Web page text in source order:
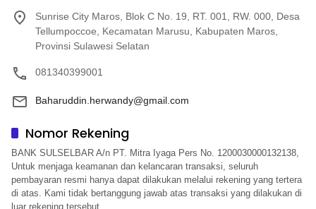
Sunrise City Maros, Blok C No. 19, RT. 001, RW. 000, Desa
Tellumpoccoe, Kecamatan Marusu, Kabupaten Maros,
Provinsi Sulawesi Selatan
081340399001
Baharuddin.herwandy@gmail.com
Nomor Rekening
BANK SULSELBAR A/n PT. Mitra Iyaga Pers No. 1200030000132138,
Untuk menjaga keamanan dan kelancaran transaksi, seluruh
pembayaran resmi hanya dapat dilakukan melalui rekening yang tertera
di atas. Kami tidak bertanggung jawab atas transaksi yang dilakukan di
luar rekening tersebut.